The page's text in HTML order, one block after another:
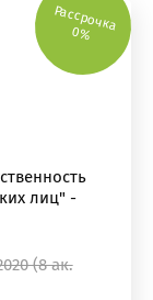
Рассрочка
0%
лиц" -
(8 ак.